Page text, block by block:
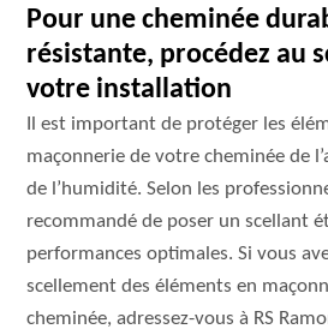
Pour une cheminée
résistante, procédez au
votre installation
Il est important de protéger les
maçonnerie de votre cheminée de
de l’humidité. Selon les
recommandé de poser un scellant
performances optimales. Si vous
scellement des éléments en
cheminée, adressez-vous à RS